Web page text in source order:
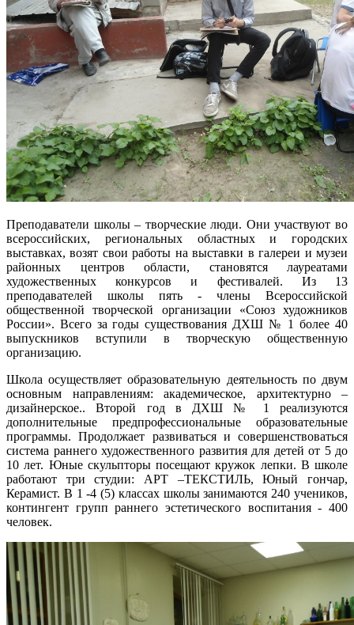
Преподаватели школы – творческие люди. Они участвуют во
всероссийских, региональных областных и городских
выставках, возят свои работы на выставки в галереи и музеи
районных центров области, становятся лауреатами
художественных конкурсов и фестивалей. Из 13
преподавателей школы пять - члены Всероссийской
общественной творческой организации «Союз художников
России». Всего за годы существования ДХШ № 1 более 40
выпускников вступили в творческую общественную
организацию.
Школа осуществляет образовательную деятельность по двум
основным направлениям: академическое, архитектурно –
дизайнерское.. Второй год в ДХШ № 1 реализуются
дополнительные предпрофессиональные образовательные
программы. Продолжает развиваться и совершенствоваться
система раннего художественного развития для детей от 5 до
10 лет. Юные скульпторы посещают кружок лепки. В школе
работают три студии: АРТ –ТЕКСТИЛЬ, Юный гончар,
Керамист. В 1 -4 (5) классах школы занимаются 240 учеников,
контингент групп раннего эстетического воспитания - 400
человек.